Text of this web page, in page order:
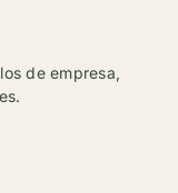
de empresa,